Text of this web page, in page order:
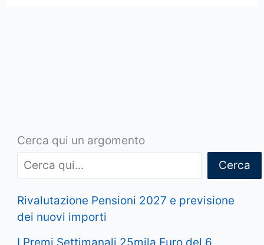
Cerca qui un argomento
Cerca
Rivalutazione Pensioni 2027 e previsione
dei nuovi importi
I Premi Settimanali 25mila Euro del 6